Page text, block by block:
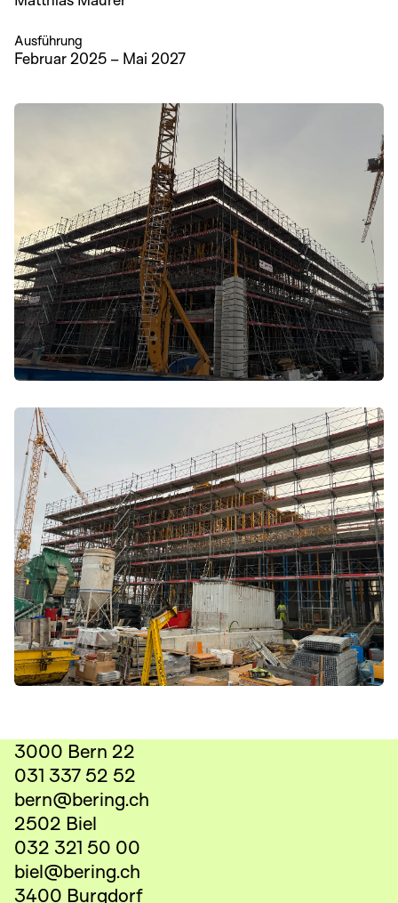
Ausführung
Februar 2025 – Mai 2027
3000 Bern 22
031 337 52 52
bern@bering.ch
2502 Biel
032 321 50 00
biel@bering.ch
3400 Burgdorf